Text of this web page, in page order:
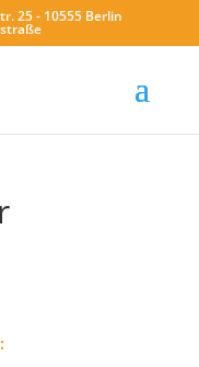
25 - 10555 Berlin